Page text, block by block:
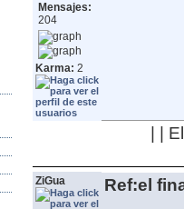
Mensajes:
204
Karma: 2
| |
ZiGua Ref:el